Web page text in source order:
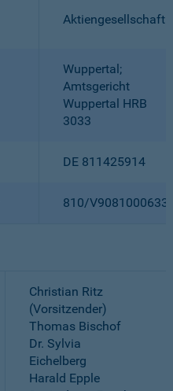
Aktiengesellschaft
Wuppertal;
Amtsgericht
Wuppertal HRB
3033
DE 811425914
810/
Christian Ritz
(Vorsitzender)
Thomas Bischof
Dr. Sylvia
Eichelberg
Harald Epple